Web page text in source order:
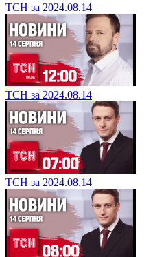
ТСН за 2024.08.14
ТСН за 2024.08.14
ТСН за 2024.08.14